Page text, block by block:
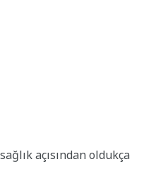
açısından oldukça